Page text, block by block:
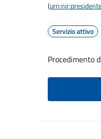
(
Servizio attivo
Procedimento